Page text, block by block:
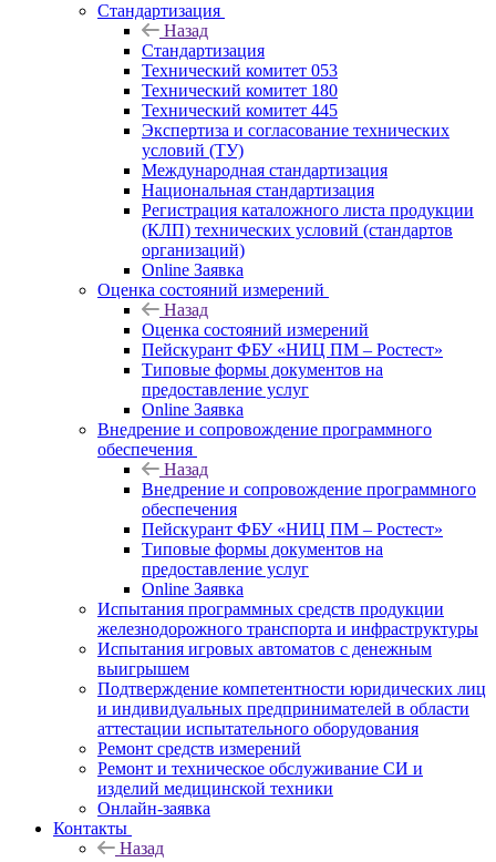
Стандартизация
Назад
Стандартизация
Технический комитет 053
Технический комитет 180
Технический комитет 445
Экспертиза и согласование технических
условий (ТУ)
Международная стандартизация
Национальная стандартизация
Регистрация каталожного листа продукции
(КЛП) технических условий (стандартов
организаций)
Online Заявка
Оценка состояний измерений
Назад
Оценка состояний измерений
Пейскурант ФБУ «НИЦ ПМ – Ростест»
Типовые формы документов на
предоставление услуг
Online Заявка
Внедрение и сопровождение программного
обеспечения
Назад
Внедрение и сопровождение программного
обеспечения
Пейскурант ФБУ «НИЦ ПМ – Ростест»
Типовые формы документов на
предоставление услуг
Online Заявка
Испытания программных средств продукции
железнодорожного транспорта и инфраструктуры
Испытания игровых автоматов с денежным
выигрышем
Подтверждение компетентности юридических лиц
и индивидуальных предпринимателей в области
аттестации испытательного оборудования
Ремонт средств измерений
Ремонт и техническое обслуживание СИ и
изделий медицинской техники
Онлайн-заявка
Контакты
Назад